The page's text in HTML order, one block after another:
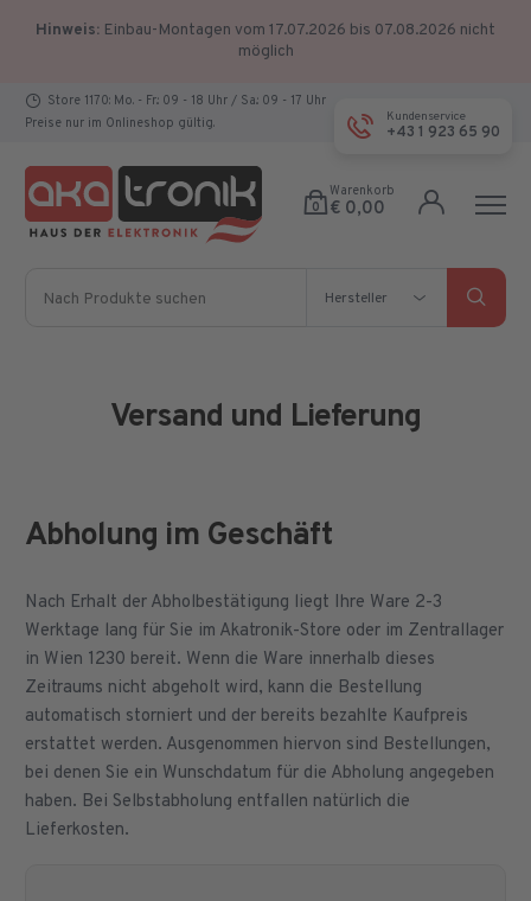
Hinweis: Einbau-Montagen vom 17.07.2026 bis 07.08.2026 nicht
möglich
Store 1170: Mo. - Fr.: 09 - 18 Uhr / Sa.: 09 - 17 Uhr
Preise nur im Onlineshop gültig.
Kundenservice
+43 1 923 65 90
0
Warenkorb
€ 0,00
Hersteller
Versand und Lieferung
Abholung im Geschäft
Nach Erhalt der Abholbestätigung liegt Ihre Ware 2-3
Werktage lang für Sie im Akatronik-Store oder im Zentrallager
in Wien 1230 bereit. Wenn die Ware innerhalb dieses
Zeitraums nicht abgeholt wird, kann die Bestellung
automatisch storniert und der bereits bezahlte Kaufpreis
erstattet werden. Ausgenommen hiervon sind Bestellungen,
bei denen Sie ein Wunschdatum für die Abholung angegeben
haben. Bei Selbstabholung entfallen natürlich die
Lieferkosten.